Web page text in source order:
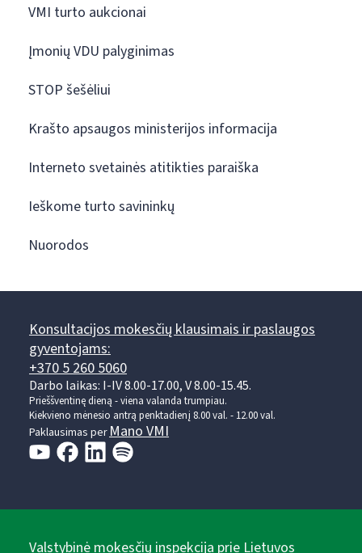
VMI turto aukcionai
Įmonių VDU palyginimas
STOP šešėliui
Krašto apsaugos ministerijos informacija
Interneto svetainės atitikties paraiška
Ieškome turto savininkų
Nuorodos
Konsultacijos mokesčių klausimais ir paslaugos
gyventojams:
+370 5 260 5060
Darbo laikas: I-IV 8.00-17.00, V 8.00-15.45.
Prieššventinę dieną - viena valanda trumpiau.
Kiekvieno mėnesio antrą penktadienį 8.00 val. - 12.00 val.
Paklausimas perMano VMI
Valstybinė mokesčių inspekcija prie Lietuvos